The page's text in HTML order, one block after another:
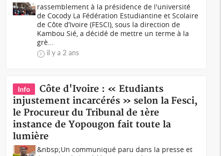
rassemblement à la présidence de l'université
de Cocody La Fédération Estudiantine et Scolaire
de Côte d’Ivoire (FESCI), sous la direction de
Kambou Sié, a décidé de mettre un terme à la
grè...
il y a 2 ans
Info
Côte d'Ivoire : « Etudiants
injustement incarcérés » selon la Fesci,
le Procureur du Tribunal de 1ère
instance de Yopougon fait toute la
lumière
&nbsp;Un communiqué paru dans la presse et